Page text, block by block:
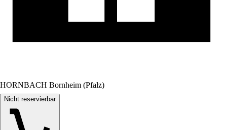
HORNBACH Bornheim (Pfalz)
Nicht reservierbar